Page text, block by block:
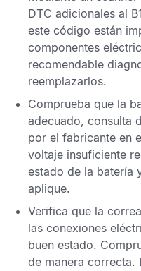
DTC adicionales al
este código están
componentes
recomendable
reemplazarlos.
Comprueba que la
adecuado, consulta
por el fabricante en
voltaje insuficiente
estado de la batería
aplique.
Verifica que la
las conexiones
buen estado.
de manera correcta.